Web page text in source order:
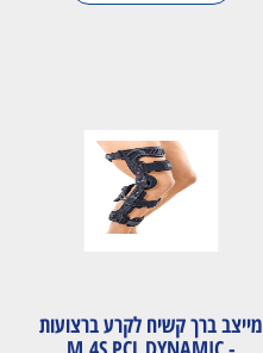
מייצב ברך קשיח לקרע ברצועות